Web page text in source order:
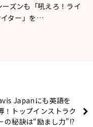
ズンも「吼えろ！ライ
ター」を…
Japanにも英語を
！トップインストラク
の秘訣は“励まし力”!?